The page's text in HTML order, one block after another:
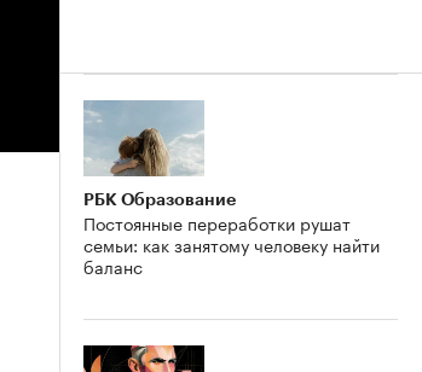
РБК Образование
Постоянные переработки рушат
семьи: как занятому человеку найти
баланс